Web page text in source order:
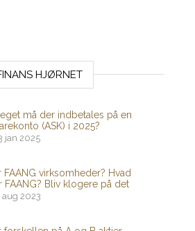
HJØRNET
må der indbetales på en
(ASK) i 2025?
jan 2025
FAANG virksomheder? Hvad
FAANG? Bliv klogere på det
aug 2023